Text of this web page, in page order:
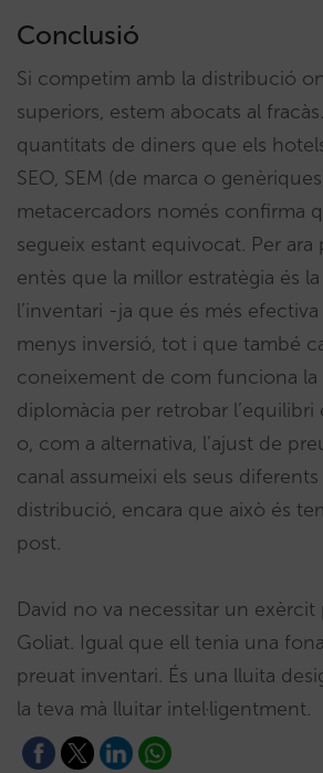
Conclusió
Si competim amb la distribució
superiors, estem abocats al
quantitats de diners que els
SEO, SEM (de marca o
metacercadors només confirma
segueix estant equivocat. Per ara
entès que la millor estratègia és
l’inventari -ja que és més
menys inversió, tot i que també
coneixement de com funciona
diplomàcia per retrobar l’equilibri
o, com a alternativa, l’ajust de
canal assumeixi els seus
distribució, encara que això és
post.
David no va necessitar un
Goliat. Igual que ell tenia una
preuat inventari. És una lluita
la teva mà lluitar intel·ligentment.